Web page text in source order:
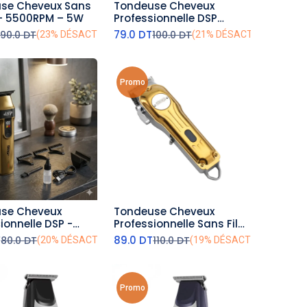
au panier
Cheveux Sans
- 5500RPM – 5W
90.0DT(23% DÉSACTIVÉ)
ajouter au panier
Tondeuse Cheveux
Professionnelle DSP
6500RPM - 5W - Rose
79.0 DT100.0DT(21% DÉSACTIVÉ)
au panier
Cheveux
DSP -
- 5W - Doré
80.0DT(20% DÉSACTIVÉ)
Promo
ajouter au panier
Tondeuse Cheveux
Professionnelle Sans Fil
DSP Dorée – 6500RPM -
5W
89.0 DT110.0DT(19% DÉSACTIVÉ)
Promo